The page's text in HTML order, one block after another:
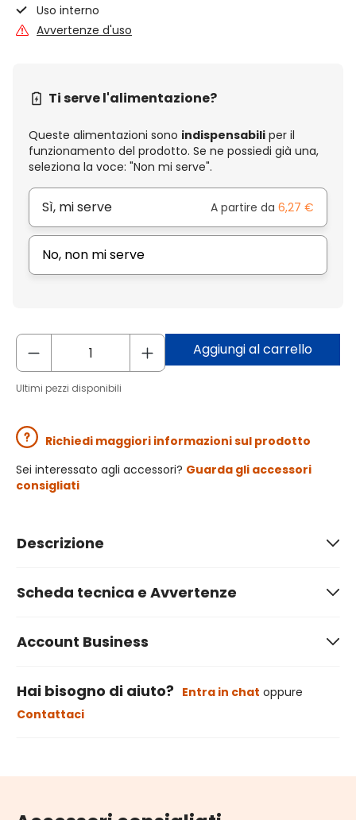
Uso interno
Avvertenze d'uso
Ti serve l'alimentazione?
Queste alimentazioni sono indispensabili per il
funzionamento del prodotto. Se ne possiedi già una,
seleziona la voce: "Non mi serve".
Sì, mi serve A partire da 6,27 €
No, non mi serve
Aggiungi al carrello
Ultimi pezzi disponibili
Richiedi maggiori informazioni sul prodotto
Sei interessato agli accessori? Guarda gli accessori
consigliati
Descrizione
Scheda tecnica e Avvertenze
Account Business
Hai bisogno di aiuto? Entra in chat oppure
Contattaci